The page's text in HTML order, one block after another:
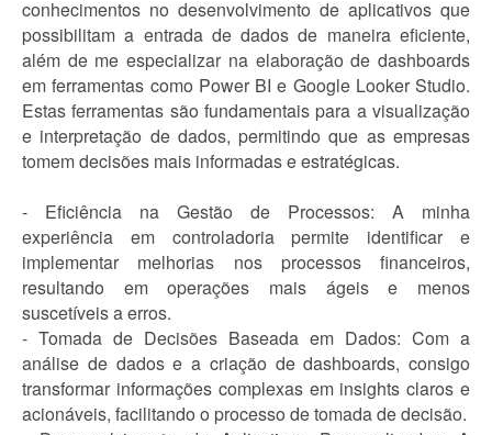
conhecimentos no desenvolvimento de aplicativos que
possibilitam a entrada de dados de maneira eficiente,
além de me especializar na elaboração de dashboards
em ferramentas como Power BI e Google Looker Studio.
Estas ferramentas são fundamentais para a visualização
e interpretação de dados, permitindo que as empresas
tomem decisões mais informadas e estratégicas.
- Eficiência na Gestão de Processos: A minha
experiência em controladoria permite identificar e
implementar melhorias nos processos financeiros,
resultando em operações mais ágeis e menos
suscetíveis a erros.
- Tomada de Decisões Baseada em Dados: Com a
análise de dados e a criação de dashboards, consigo
transformar informações complexas em insights claros e
acionáveis, facilitando o processo de tomada de decisão.